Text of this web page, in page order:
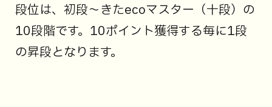
段位は、初段～きたecoマスター（十段）の
10段階です。10ポイント獲得する毎に1段
の昇段となります。